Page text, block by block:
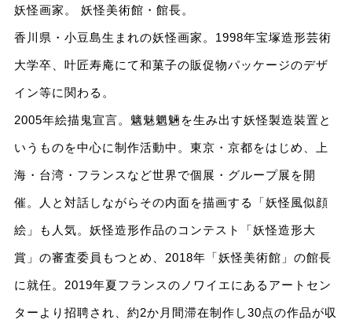
妖怪画家。 妖怪美術館・館長。
香川県・小豆島生まれの妖怪画家。1998年宝塚造形芸術
大学卒、叶匠寿庵にて和菓子の販促物パッケージのデザ
イン等に関わる。
2005年絵描鬼宣言。魑魅魍魎を生み出す妖怪製造裝置と
いうものを中心に制作活動中。東京・京都をはじめ、上
海・台湾・フランスなど世界で個展・グループ展を開
催。人と対話しながらその内面を描画する「妖怪風似顔
絵」も人気。妖怪造形作品のコンテスト「妖怪造形大
賞」の審査委員もつとめ、2018年「妖怪美術館」の館長
に就任。2019年夏フランスのノワイエにあるアートセン
ターより招聘され、約2か月間滞在制作し30点の作品が収